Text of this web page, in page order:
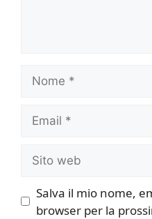
web
Salva il mio nome,
browser per la